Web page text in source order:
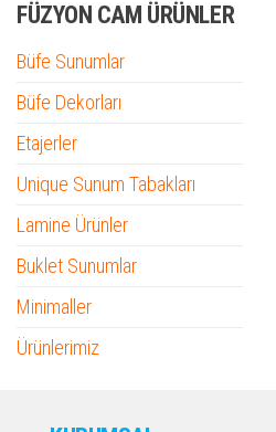
FÜZYON CAM ÜRÜNLER
Büfe Sunumlar
Büfe Dekorları
Etajerler
Unique Sunum Tabakları
Lamine Ürünler
Buklet Sunumlar
Minimaller
Ürünlerimiz